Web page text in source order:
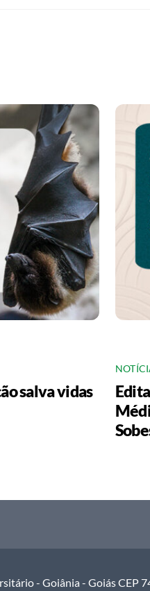
salva vidas
- Goiânia - Goiás CEP